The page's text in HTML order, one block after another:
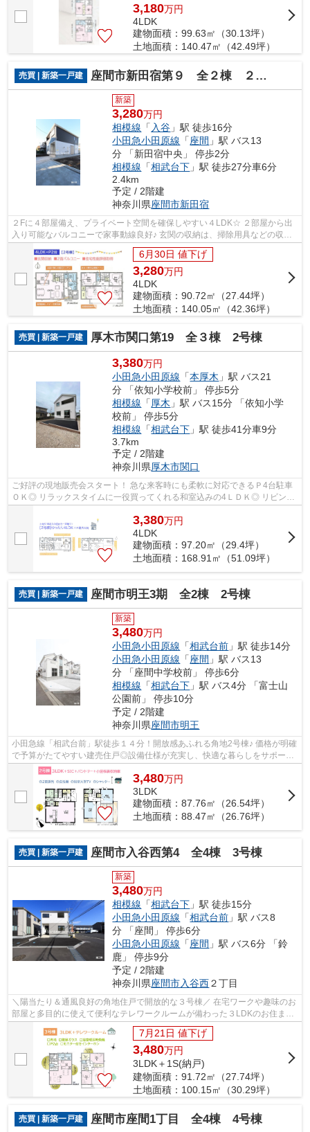
3,180万円
4LDK
建物面積：99.63㎡（30.13坪）
土地面積：140.47㎡（42.49坪）
売買 | 新築一戸建 座間市新田宿第９ 全２棟 ２号棟
新築
3,280万円
相模線 「 入谷 」駅 徒歩16分
小田急小田原線 「座間 」駅 バス13
分 「新田宿中央」 停歩2分
相模線 「相武台下 」駅 徒歩27分車6分
2.4km
予定 / 2階建
神奈川県座間市新田宿
２Fに４部屋備え、プライベート空間を確保しやすい４LDK☆ ２部屋から出
入り可能なバルコニーで家事動線良好♪ 玄関の収納は、掃除用具などの収納
に便利です◎ 耐震+制震装置で地震に...
6月30日 値下げ
3,280万円
4LDK
建物面積：90.72㎡（27.44坪）
土地面積：140.05㎡（42.36坪）
売買 | 新築一戸建 厚木市関口第19 全３棟 2号棟
3,380万円
小田急小田原線 「本厚木 」駅 バス21
分 「依知小学校前」 停歩5分
相模線 「厚木 」駅 バス15分 「依知小学
校前」 停歩5分
相模線 「相武台下 」駅 徒歩41分車9分
3.7km
予定 / 2階建
神奈川県厚木市関口
ご好評の現地販売会スタート！ 急な来客時にも柔軟に対応できるＰ4台駐車
ＯＫ◎ リラックスタイムに一役買ってくれる和室込みの4ＬＤＫ◎ リビング
3,380万円
4LDK
建物面積：97.20㎡（29.4坪）
土地面積：168.91㎡（51.09坪）
売買 | 新築一戸建 座間市明王3期 全2棟 2号棟
新築
3,480万円
小田急小田原線 「相武台前 」駅 徒歩14分
小田急小田原線 「座間 」駅 バス13
分 「座間中学校前」 停歩6分
相模線 「相武台下 」駅 バス4分 「富士山
公園前」 停歩10分
予定 / 2階建
神奈川県座間市明王
小田急線「相武台前」駅徒歩１４分！開放感あふれる角地2号棟♪ 価格が明確
で予算がたてやすい建売住戸◎設備仕様が充実し、快適な暮らしをサポート
する機能が満載の魅力がたっぷり詰ま...
3,480万円
3LDK
建物面積：87.76㎡（26.54坪）
土地面積：88.47㎡（26.76坪）
売買 | 新築一戸建 座間市入谷西第4 全4棟 3号棟
新築
3,480万円
相模線 「相武台下 」駅 徒歩15分
小田急小田原線 「相武台前 」駅 バス8
分 「座間」 停歩6分
小田急小田原線 「座間 」駅 バス6分 「鈴
鹿」 停歩9分
予定 / 2階建
神奈川県座間市入谷西２丁目
＼陽当たり＆通風良好の角地住戸で開放的な３号棟／ 在宅ワークや趣味のお
部屋と多目的に使えて便利なテレワークルームが備わった３LDKのお住まい♪
分譲地は、新天地でもコミュニティが...
7月21日 値下げ
3,480万円
3LDK＋1S(納戸)
建物面積：91.72㎡（27.74坪）
土地面積：100.15㎡（30.29坪）
売買 | 新築一戸建 座間市座間1丁目 全4棟 4号棟